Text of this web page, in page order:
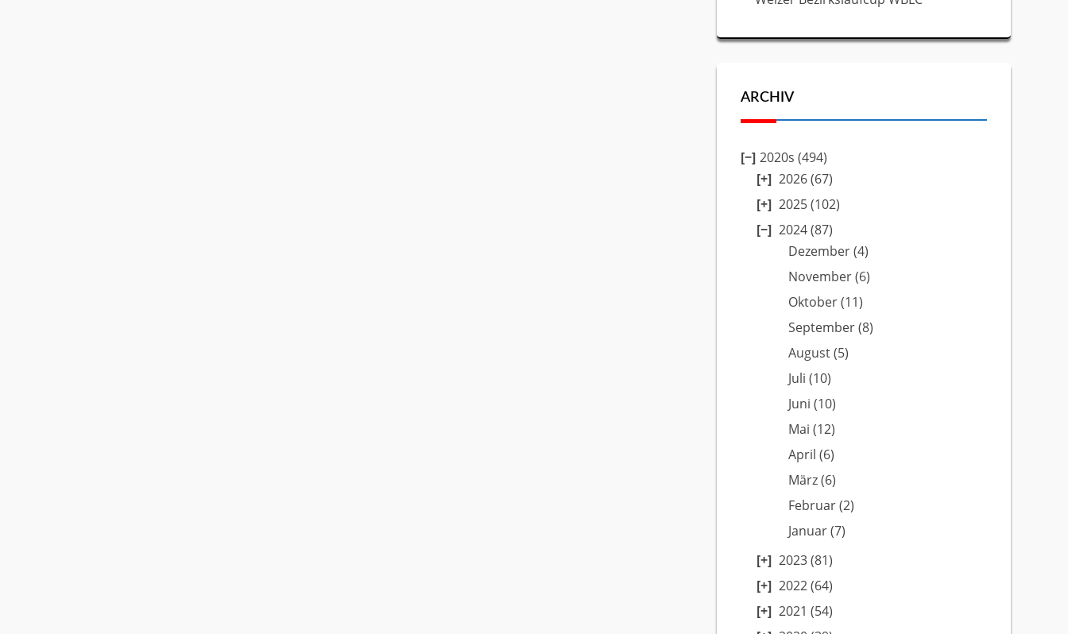
ARCHIV
2020s (494)
2026(67)
2025(102)
2024(87)
Dezember(4)
November(6)
Oktober(11)
September(8)
August(5)
Juli (10)
Juni (10)
Mai (12)
April (6)
März(6)
Februar(2)
Januar(7)
2023(81)
2022(64)
2021 (54)